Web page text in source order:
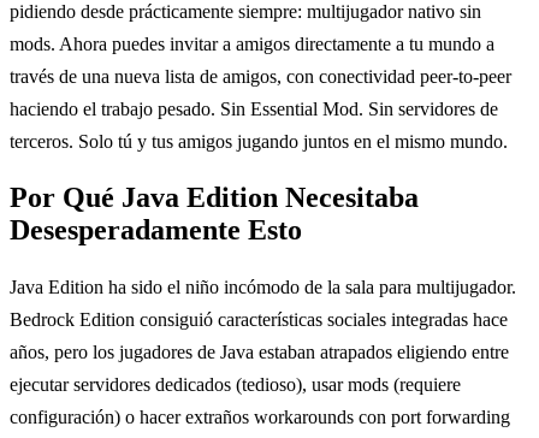
pidiendo desde prácticamente siempre: multijugador nativo sin
mods. Ahora puedes invitar a amigos directamente a tu mundo a
través de una nueva lista de amigos, con conectividad peer-to-peer
haciendo el trabajo pesado. Sin Essential Mod. Sin servidores de
terceros. Solo tú y tus amigos jugando juntos en el mismo mundo.
Por Qué Java Edition Necesitaba
Desesperadamente Esto
Java Edition ha sido el niño incómodo de la sala para multijugador.
Bedrock Edition consiguió características sociales integradas hace
años, pero los jugadores de Java estaban atrapados eligiendo entre
ejecutar servidores dedicados (tedioso), usar mods (requiere
configuración) o hacer extraños workarounds con port forwarding